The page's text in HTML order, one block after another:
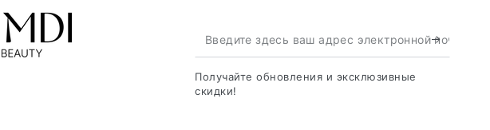
Введите
здесь
ваш
Получайте обновления и эксклюзивные
скидки!